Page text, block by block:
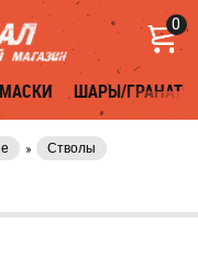
0
МАСКИ ШАРЫ/ГРАНАТЫ
Стволы